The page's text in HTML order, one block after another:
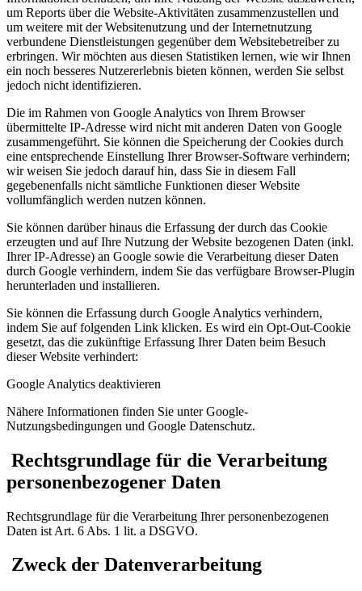
um Reports über die Website-Aktivitäten zusammenzustellen und
um weitere mit der Websitenutzung und der Internetnutzung
verbundene Dienstleistungen gegenüber dem Websitebetreiber zu
erbringen. Wir möchten aus diesen Statistiken lernen, wie wir Ihnen
ein noch besseres Nutzererlebnis bieten können, werden Sie selbst
jedoch nicht identifizieren.
Die im Rahmen von Google Analytics von Ihrem Browser
übermittelte IP-Adresse wird nicht mit anderen Daten von Google
zusammengeführt. Sie können die Speicherung der Cookies durch
eine entsprechende Einstellung Ihrer Browser-Software verhindern;
wir weisen Sie jedoch darauf hin, dass Sie in diesem Fall
gegebenenfalls nicht sämtliche Funktionen dieser Website
vollumfänglich werden nutzen können.
Sie können darüber hinaus die Erfassung der durch das Cookie
erzeugten und auf Ihre Nutzung der Website bezogenen Daten (inkl.
Ihrer IP-Adresse) an Google sowie die Verarbeitung dieser Daten
durch Google verhindern, indem Sie das verfügbare Browser-Plugin
herunterladen und installieren.
Sie können die Erfassung durch Google Analytics verhindern,
indem Sie auf folgenden Link klicken. Es wird ein Opt-Out-Cookie
gesetzt, das die zukünftige Erfassung Ihrer Daten beim Besuch
dieser Website verhindert:
Google Analytics deaktivieren
Nähere Informationen finden Sie unter Google-
Nutzungsbedingungen und Google Datenschutz.
Rechtsgrundlage für die Verarbeitung
personenbezogener Daten
Rechtsgrundlage für die Verarbeitung Ihrer personenbezogenen
Daten ist Art. 6 Abs. 1 lit. a DSGVO.
Zweck der Datenverarbeitung